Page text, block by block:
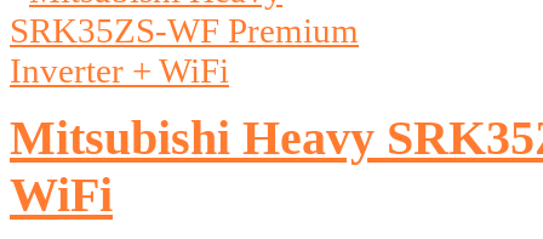
Mitsubishi Heavy
WiFi